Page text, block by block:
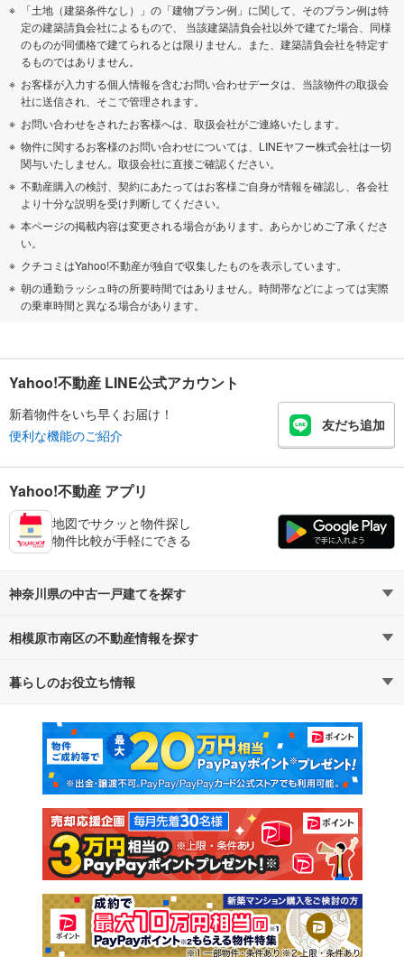
「土地（建築条件なし）」の「建物プラン例」に関して、そのプラン例は特
定の建築請負会社によるもので、 当該建築請負会社以外で建てた場合、同様
のものが同価格で建てられるとは限りません。また、建築請負会社を特定す
るものではありません。
お客様が入力する個人情報を含むお問い合わせデータは、当該物件の取扱会
社に送信され、そこで管理されます。
お問い合わせをされたお客様へは、取扱会社がご連絡いたします。
物件に関するお客様のお問い合わせについては、LINEヤフー株式会社は一切
関与いたしません。取扱会社に直接ご確認ください。
不動産購入の検討、契約にあたってはお客様ご自身が情報を確認し、各会社
より十分な説明を受け判断してください。
本ページの掲載内容は変更される場合があります。あらかじめご了承くださ
い。
クチコミはYahoo!不動産が独自で収集したものを表示しています。
朝の通勤ラッシュ時の所要時間ではありません。時間帯などによっては実際
の乗車時間と異なる場合があります。
Yahoo!不動産 LINE公式アカウント
新着物件をいち早くお届け！
便利な機能のご紹介
友だち追加
Yahoo!不動産 アプリ
地図でサクッと物件探し
物件比較が手軽にできる
神奈川県の中古一戸建てを探す
路線・駅から探す
通勤・通学時間から探す
相模原市南区の不動産情報を探す
不動産・住宅
新築マンション 中古マンション
新築一戸建て 中古一戸建て
注文住宅 土地
売却査定
暮らしのお役立ち情報
マンションカタログ 教えて！住まいの先生